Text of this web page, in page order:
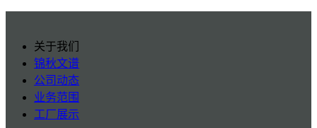
关于我们
锦秋文谱
公司动态
业务范围
工厂展示